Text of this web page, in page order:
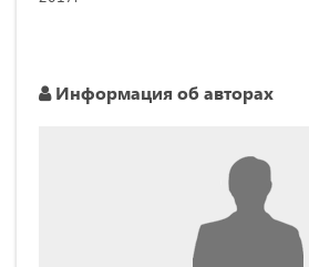
Информация об авторах